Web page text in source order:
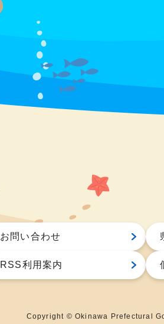
お問い合わせ
RSS利用案内
Copyright © Okinawa Prefectural